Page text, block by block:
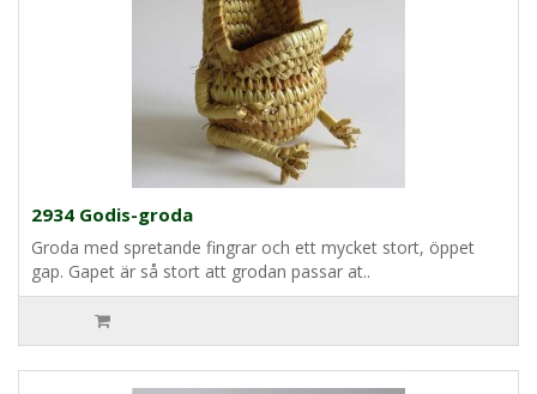
2934 Godis-groda
Groda med spretande fingrar och ett mycket stort, öppet
gap. Gapet är så stort att grodan passar at..